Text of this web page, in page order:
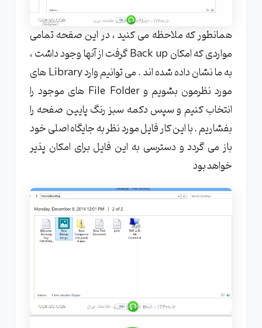
همانطور که ملاحظه می کنید ، در این صفحه تمامی
مواردی که امکان Back up گرفت از آنها وجود داشت ،
به ما نشان داده شده اند . می توانیم وارد Library های
مورد نظرمون بشویم و File Folder های موجود را
انتخاب کنیم و سپس دکمه سبز رنگ پایین صفحه را
بفشاریم . با این کار فایل مورد نظر به جایگاه اصلی خود
باز می گردد و دسترسی به این فایل برای امکان پذیر
خواهد بود